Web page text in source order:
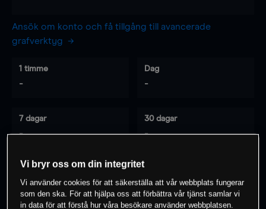
Ansök om konto och få tillgång till avancerade
grafverktyg
1 timme
-
Dag
-
7 dagar
-
30 dagar
-
0% av kunderna har enposition i detta
instrument
Vi bryr oss om din integritet
Vi använder cookies för att säkerställa att vår webbplats fungerar
som den ska. För att hjälpa oss att förbättra vår tjänst samlar vi
in data för att förstå hur våra besökare använder webbplatsen.